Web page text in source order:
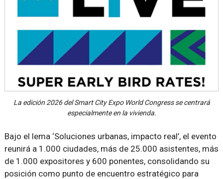
La edición 2026 del Smart City Expo World Congress se centrará
especialmente en la vivienda.
Bajo el lema ‘Soluciones urbanas, impacto real’, el evento
reunirá a 1.000 ciudades, más de 25.000 asistentes, más
de 1.000 expositores y 600 ponentes, consolidando su
posición como punto de encuentro estratégico para